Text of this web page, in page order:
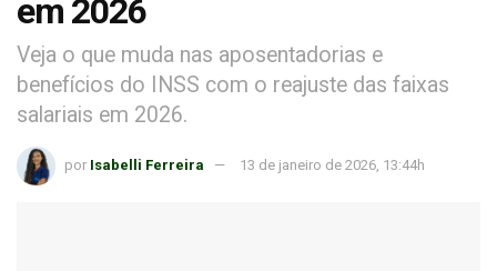
em 2026
Veja o que muda nas aposentadorias e
benefícios do INSS com o reajuste das faixas
salariais em 2026.
por Isabelli Ferreira 13 de janeiro de 2026, 13:44h